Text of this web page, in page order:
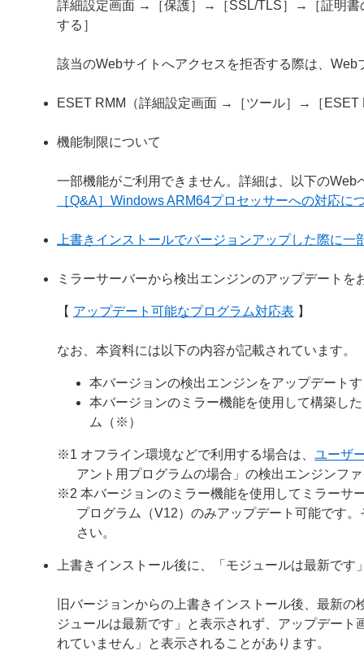
詳細設定画面 →［保護］→［SSL/TLS］→［証明書
する］
該当のWebサイトへアクセスを拒否する際は、
ESET RMM（詳細設定画面 →［ツール］→［ESET
機能制限について
一部機能がご利用できません。詳細は、以下の
［Q&A］Windows ARM64プロセッサーへの対応に
上書きインストールでバージョンアップした際に一
ミラーサーバーから検出エンジンのアップデート
【 アップデート可能なプログラム対応表 】
なお、本資料には以下の内容が記載されています。
本バージョンの検出エンジンをアップデート
本バージョンのミラー機能を使用して構築し
ム（※）
※1 オフライン環境などで利用する場合は、 ユーザ
アント用プログラムの場合」の検出エンジンフ
※2 本バージョンのミラー機能を使用してミラーサ
プログラム（V12）のみアップデート可能です
さい。
上書きインストール後に、「モジュールは最新です
旧バージョンからの上書きインストール後、最新
ジュールは最新です」と表示されず、アップデー
れていません」と表示されることがあります。